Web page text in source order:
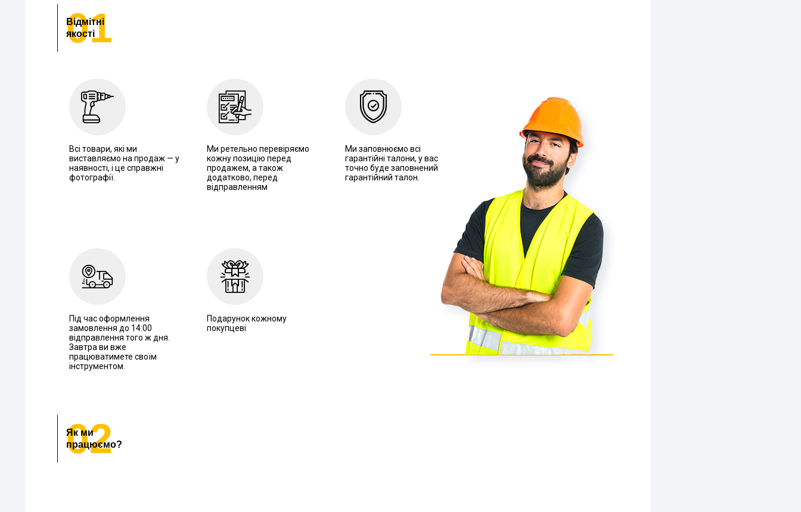
01
Відмітні
якості
Всі товари, які ми
виставляємо на продаж — у
наявності, і це справжні
фотографії.
Ми ретельно перевіряємо
кожну позицію перед
продажем, а також
додатково, перед
відправленням
Ми заповнюємо всі
гарантійні талони, у вас
точно буде заповнений
гарантійний талон.
Під час оформлення
замовлення до 14:00
відправлення того ж дня.
Завтра ви вже
працюватимете своїм
інструментом.
Подарунок кожному
покупцеві
02
Як ми
працюємо?